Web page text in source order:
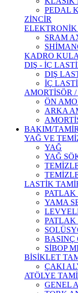
PEDAL
ZİNCİR
SRAM
KADRO
DIŞ - İÇ
DIŞ
İÇ
AMORTİSÖR
ÖN
ARKA
BAKIM/TAMİR
YAĞ VE
YAĞ
YAĞ
LASTİK
PATLAK
YAMA
PATLAK
BASINÇ
SİBOP
BİSİKLET
ÇAKI
ATÖLYE
GENEL